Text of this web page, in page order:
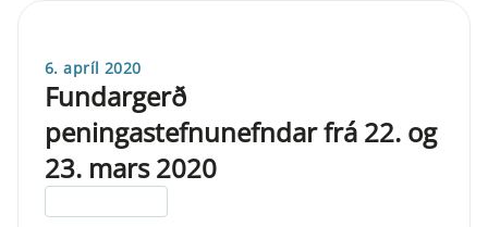
6. apríl 2020
Fundargerð
peningastefnunefndar frá 22. og
23. mars 2020